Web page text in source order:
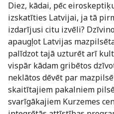
Diez, kādai, pēc
izskatīties Latvijai, ja tā
izdarījusi citu izvēli?
apaugļot Latvijas
palīdzot tajā uzturēt arī
vispār kādam gribētos
neklātos dēvēt par
skaitītajiem pakalniem
svarīgākajiem Kurzemes